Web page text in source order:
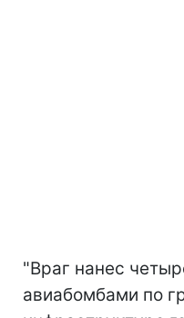
"Враг нанес
авиабомбами по